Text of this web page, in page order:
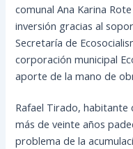
comunal Ana Karina
inversión gracias al
Secretaría de
corporación municipal
aporte de la mano de
Rafael Tirado, habitante
más de veinte años
problema de la